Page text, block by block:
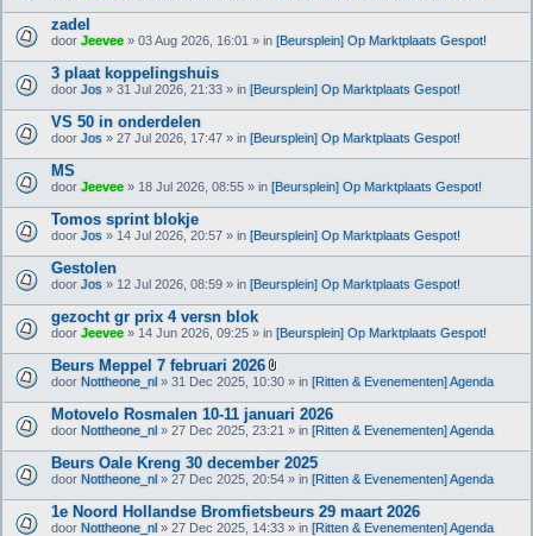
zadel
door Jeevee » 03 Aug 2026, 16:01 » in [Beursplein] Op Marktplaats Gespot!
3 plaat koppelingshuis
door Jos » 31 Jul 2026, 21:33 » in [Beursplein] Op Marktplaats Gespot!
VS 50 in onderdelen
door Jos » 27 Jul 2026, 17:47 » in [Beursplein] Op Marktplaats Gespot!
MS
door Jeevee » 18 Jul 2026, 08:55 » in [Beursplein] Op Marktplaats Gespot!
Tomos sprint blokje
door Jos » 14 Jul 2026, 20:57 » in [Beursplein] Op Marktplaats Gespot!
Gestolen
door Jos » 12 Jul 2026, 08:59 » in [Beursplein] Op Marktplaats Gespot!
gezocht gr prix 4 versn blok
door Jeevee » 14 Jun 2026, 09:25 » in [Beursplein] Op Marktplaats Gespot!
Beurs Meppel 7 februari 2026
B
j
l
a
g
e
(
)
door Nottheone_nl » 31 Dec 2025, 10:30 » in [Ritten & Evenementen] Agenda
Motovelo Rosmalen 10-11 januari 2026
door Nottheone_nl » 27 Dec 2025, 23:21 » in [Ritten & Evenementen] Agenda
Beurs Oale Kreng 30 december 2025
door Nottheone_nl » 27 Dec 2025, 20:54 » in [Ritten & Evenementen] Agenda
1e Noord Hollandse Bromfietsbeurs 29 maart 2026
door Nottheone_nl » 27 Dec 2025, 14:33 » in [Ritten & Evenementen] Agenda